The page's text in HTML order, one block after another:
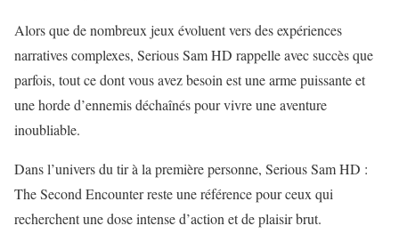
Alors que de nombreux jeux évoluent vers des expériences
narratives complexes, Serious Sam HD rappelle avec succès que
parfois, tout ce dont vous avez besoin est une arme puissante et
une horde d’ennemis déchaînés pour vivre une aventure
inoubliable.
Dans l’univers du tir à la première personne, Serious Sam HD :
The Second Encounter reste une référence pour ceux qui
recherchent une dose intense d’action et de plaisir brut.